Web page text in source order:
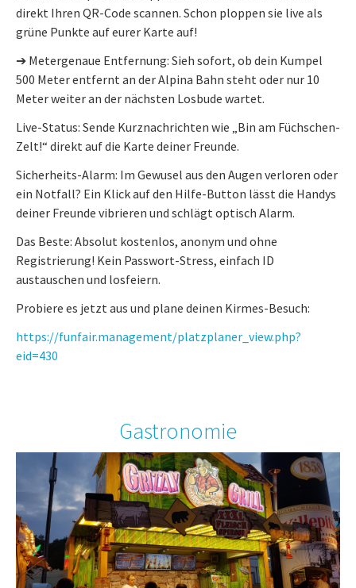
direkt Ihren QR-Code scannen. Schon ploppen sie live als
grüne Punkte auf eurer Karte auf!
➔ Metergenaue Entfernung: Sieh sofort, ob dein Kumpel
500 Meter entfernt an der Alpina Bahn steht oder nur 10
Meter weiter an der nächsten Losbude wartet.
Live-Status: Sende Kurznachrichten wie „Bin am Füchschen-
Zelt!“ direkt auf die Karte deiner Freunde.
Sicherheits-Alarm: Im Gewusel aus den Augen verloren oder
ein Notfall? Ein Klick auf den Hilfe-Button lässt die Handys
deiner Freunde vibrieren und schlägt optisch Alarm.
Das Beste: Absolut kostenlos, anonym und ohne
Registrierung! Kein Passwort-Stress, einfach ID
austauschen und losfeiern.
Probiere es jetzt aus und plane deinen Kirmes-Besuch:
https://funfair.management/platzplaner_view.php?
eid=430
Gastronomie